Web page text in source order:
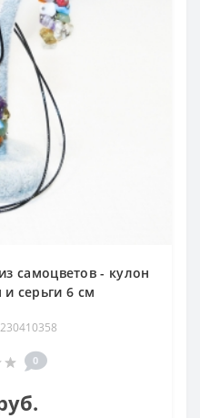
самоцветов - кулон
серьги 6 см
0